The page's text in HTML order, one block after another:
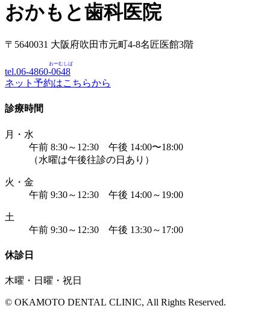
おかもと歯科医院
〒5640031 大阪府吹田市元町4-8名匠医館3階
tel.06-4860-0648
おーむしば
ネット予約はこちらから
診療時間
月・水
午前 8:30～12:30 午後 14:00〜18:00
（水曜は午後往診の日あり）
火・金
午前 9:30～12:30 午後 14:00～19:00
土
午前 9:30～12:30 午後 13:30～17:00
休診日
木曜・日曜・祝日
© OKAMOTO DENTAL CLINIC, All Rights Reserved.